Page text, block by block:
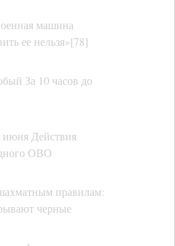
машина
ее нельзя»[78]
За 10 часов до
июня Действия
ОВО
правилам:
черные